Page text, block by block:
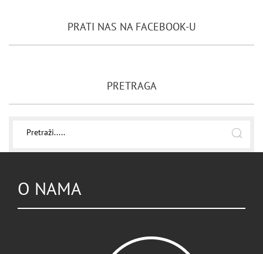
PRATI NAS NA FACEBOOK-U
PRETRAGA
O NAMA